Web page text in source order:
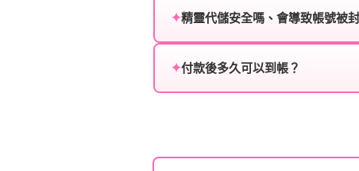
登入方式：您的遊戲登入方式（
遊戲帳號：您的遊戲帳號或ID。
活動，儲值最低6折起，讓玩家
✦精靈代儲安全嗎、會導致帳號被
或異常儲值管道。您獲得的遊戲
✦付款後多久可以到帳？